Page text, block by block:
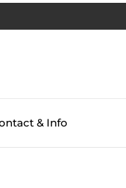
& Info